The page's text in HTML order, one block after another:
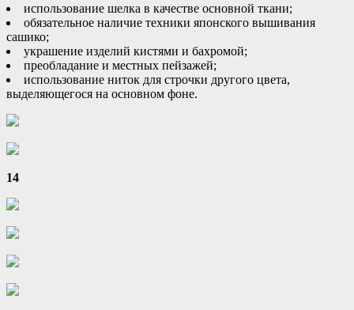
использование шелка в качестве основной ткани;
обязательное наличие техники японского вышивания
сашико;
украшение изделий кистями и бахромой;
преобладание и местных пейзажей;
использование ниток для строчки другого цвета,
выделяющегося на основном фоне.
14